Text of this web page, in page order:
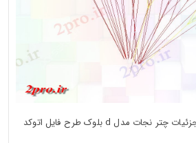
دانلود تری دی پارا گلایدر جزئیات چتر نجات مدل d بلوک طرح فایل اتوکد